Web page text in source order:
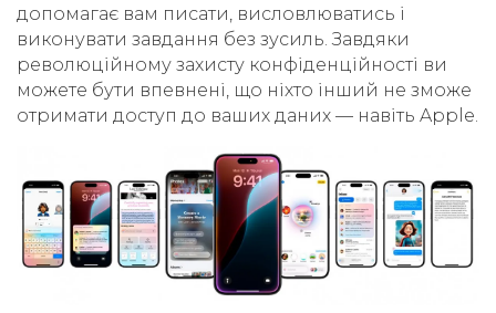
допомагає вам писати, висловлюватись і
виконувати завдання без зусиль. Завдяки
революційному захисту конфіденційності ви
можете бути впевнені, що ніхто інший не зможе
отримати доступ до ваших даних — навіть Apple.